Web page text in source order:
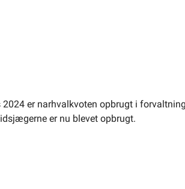
er narhvalkvoten opbrugt i
er nu blevet opbrugt.